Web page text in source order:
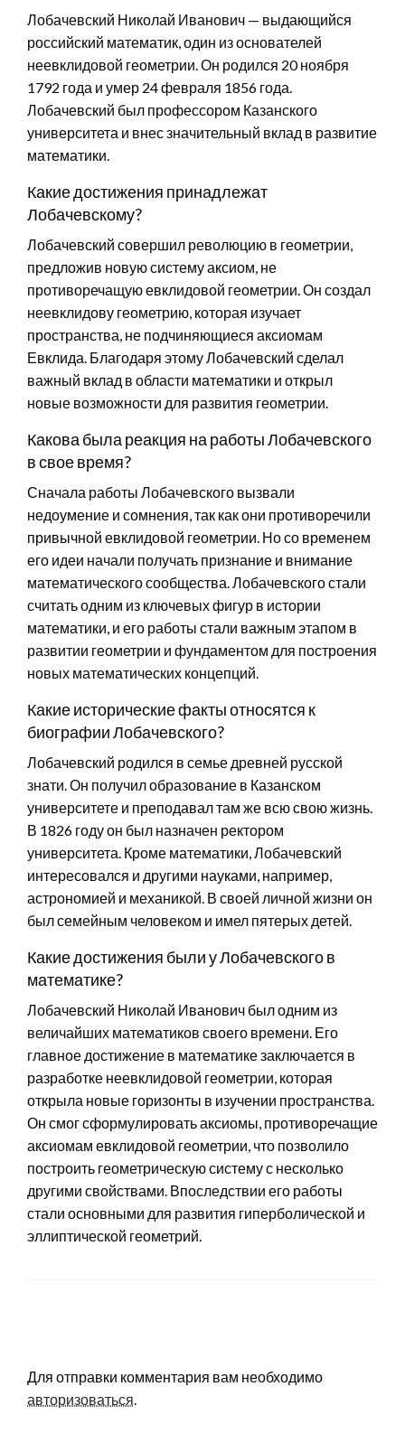
Лобачевский Николай Иванович — выдающийся
российский математик, один из основателей
неевклидовой геометрии. Он родился 20 ноября
1792 года и умер 24 февраля 1856 года.
Лобачевский был профессором Казанского
университета и внес значительный вклад в развитие
математики.
Какие достижения принадлежат
Лобачевскому?
Лобачевский совершил революцию в геометрии,
предложив новую систему аксиом, не
противоречащую евклидовой геометрии. Он создал
неевклидову геометрию, которая изучает
пространства, не подчиняющиеся аксиомам
Евклида. Благодаря этому Лобачевский сделал
важный вклад в области математики и открыл
новые возможности для развития геометрии.
Какова была реакция на работы Лобачевского
в свое время?
Сначала работы Лобачевского вызвали
недоумение и сомнения, так как они противоречили
привычной евклидовой геометрии. Но со временем
его идеи начали получать признание и внимание
математического сообщества. Лобачевского стали
считать одним из ключевых фигур в истории
математики, и его работы стали важным этапом в
развитии геометрии и фундаментом для построения
новых математических концепций.
Какие исторические факты относятся к
биографии Лобачевского?
Лобачевский родился в семье древней русской
знати. Он получил образование в Казанском
университете и преподавал там же всю свою жизнь.
В 1826 году он был назначен ректором
университета. Кроме математики, Лобачевский
интересовался и другими науками, например,
астрономией и механикой. В своей личной жизни он
был семейным человеком и имел пятерых детей.
Какие достижения были у Лобачевского в
математике?
Лобачевский Николай Иванович был одним из
величайших математиков своего времени. Его
главное достижение в математике заключается в
разработке неевклидовой геометрии, которая
открыла новые горизонты в изучении пространства.
Он смог сформулировать аксиомы, противоречащие
аксиомам евклидовой геометрии, что позволило
построить геометрическую систему с несколько
другими свойствами. Впоследствии его работы
стали основными для развития гиперболической и
эллиптической геометрий.
Для отправки комментария вам необходимо
авторизоваться.